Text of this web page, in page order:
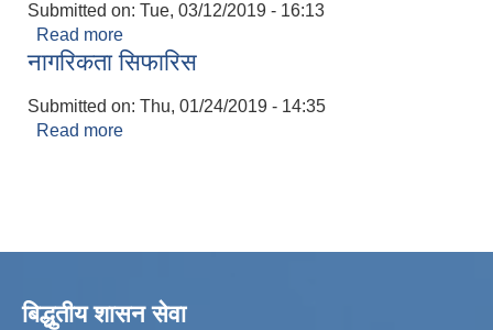
Submitted on: Tue, 03/12/2019 - 16:13
Read more
नागरिकता सिफारिस
Submitted on: Thu, 01/24/2019 - 14:35
Read more
बिद्धुतीय शासन सेवा